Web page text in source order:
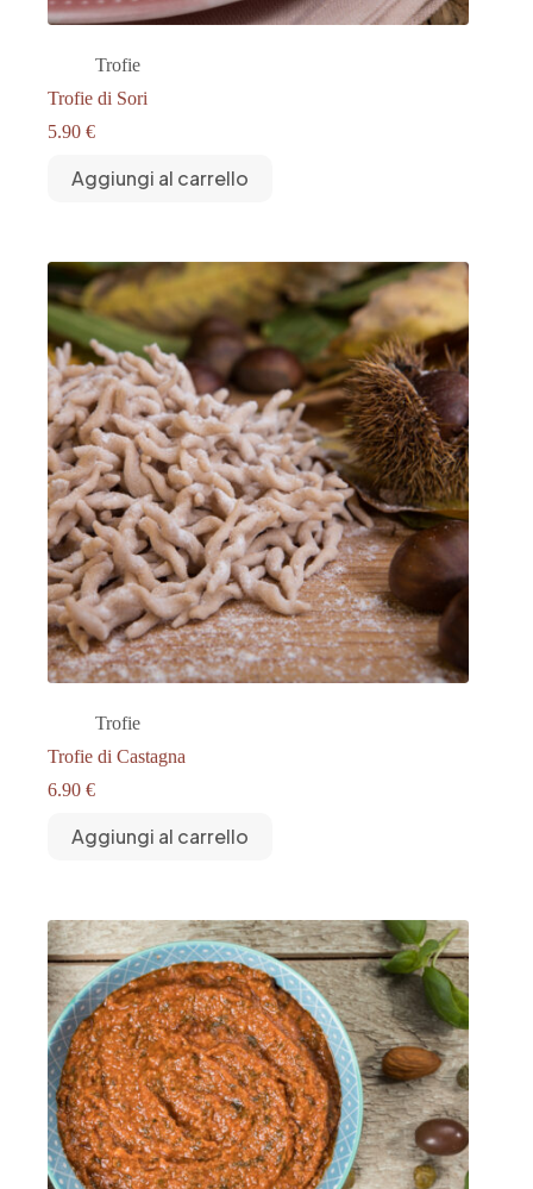
Trofie
Trofie di Sori
5.90 €
Aggiungi al carrello
Trofie
Trofie di Castagna
6.90 €
Aggiungi al carrello